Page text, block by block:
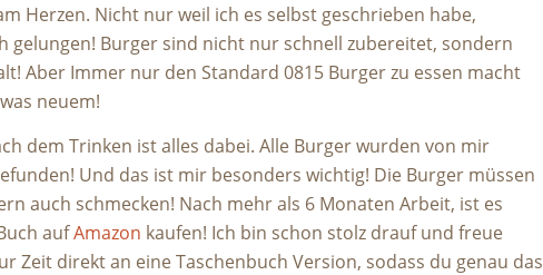
Herzen. Nicht nur weil ich es selbst geschrieben habe,
gelungen! Burger sind nicht nur schnell zubereitet, sondern
Aber Immer nur den Standard 0815 Burger zu essen macht
neuem!
dem Trinken ist alles dabei. Alle Burger wurden von mir
Und das ist mir besonders wichtig! Die Burger müssen
auch schmecken! Nach mehr als 6 Monaten Arbeit, ist es
aufAmazon kaufen! Ich bin schon stolz drauf und freue
Zeit direkt an eine Taschenbuch Version, sodass du genau das